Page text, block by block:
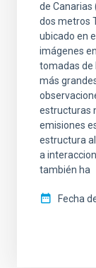
de Canarias
dos metros
ubicado en
imágenes
tomadas de
más
estructuras
emisiones
estructura
a
también ha
Fecha